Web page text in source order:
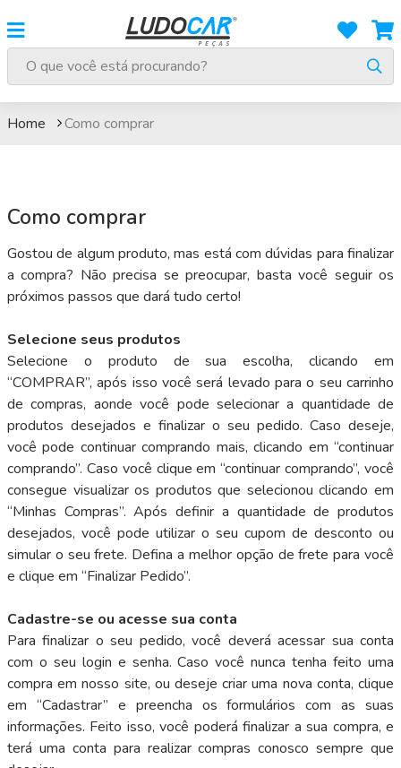
Home Como comprar
Como comprar
Como comprar
Gostou de algum produto, mas está com dúvidas para finalizar
a compra? Não precisa se preocupar, basta você seguir os
próximos passos que dará tudo certo!
Selecione seus produtos
Selecione o produto de sua escolha, clicando em
“COMPRAR”, após isso você será levado para o seu carrinho
de compras, aonde você pode selecionar a quantidade de
produtos desejados e finalizar o seu pedido. Caso deseje,
você pode continuar comprando mais, clicando em “continuar
comprando”. Caso você clique em “continuar comprando”, você
consegue visualizar os produtos que selecionou clicando em
“Minhas Compras”. Após definir a quantidade de produtos
desejados, você pode utilizar o seu cupom de desconto ou
simular o seu frete. Defina a melhor opção de frete para você
e clique em “Finalizar Pedido”.
Cadastre-se ou acesse sua conta
Para finalizar o seu pedido, você deverá acessar sua conta
com o seu login e senha. Caso você nunca tenha feito uma
compra em nosso site, ou deseje criar uma nova conta, clique
em “Cadastrar” e preencha os formulários com as suas
informações. Feito isso, você poderá finalizar a sua compra, e
terá uma conta para realizar compras conosco sempre que